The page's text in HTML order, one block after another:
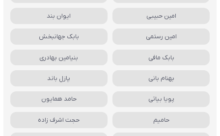
امین حبیبی ایوان بند
امین رستمی بابک جهانبخش
بابک مافی بنیامین بهادری
بهنام بانی پازل باند
پویا بیاتی حامد همایون
حامیم حجت اشرف زاده